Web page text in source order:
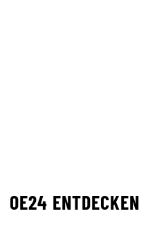
OE24 ENTDECKEN